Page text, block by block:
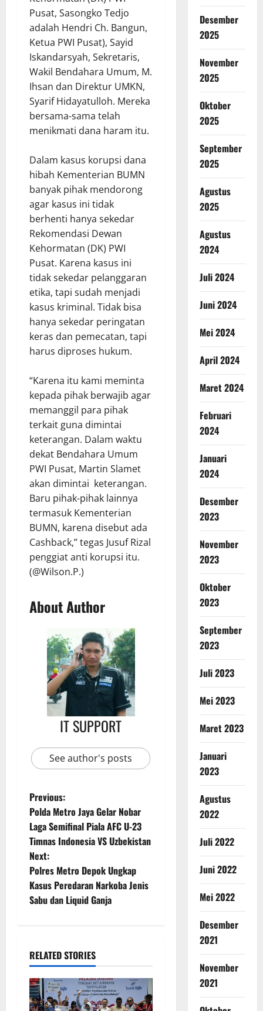
Pusat, Sasongko Tedjo
adalah Hendri Ch. Bangun,
Ketua PWI Pusat), Sayid
Iskandarsyah, Sekretaris,
Wakil Bendahara Umum, M.
Ihsan dan Direktur UMKN,
Syarif Hidayatulloh. Mereka
bersama-sama telah
menikmati dana haram itu.
Dalam kasus korupsi dana
hibah Kementerian BUMN
banyak pihak mendorong
agar kasus ini tidak
berhenti hanya sekedar
Rekomendasi Dewan
Kehormatan (DK) PWI
Pusat. Karena kasus ini
tidak sekedar pelanggaran
etika, tapi sudah menjadi
kasus kriminal. Tidak bisa
hanya sekedar peringatan
keras dan pemecatan, tapi
harus diproses hukum.
“Karena itu kami meminta
kepada pihak berwajib agar
memanggil para pihak
terkait guna dimintai
keterangan. Dalam waktu
dekat Bendahara Umum
PWI Pusat, Martin Slamet
akan dimintai keterangan.
Baru pihak-pihak lainnya
termasuk Kementerian
BUMN, karena disebut ada
Cashback,” tegas Jusuf Rizal
penggiat anti korupsi itu.
(@Wilson.P.)
About Author
IT SUPPORT
See author's posts
Previous:
Polda Metro Jaya Gelar Nobar
Laga Semifinal Piala AFC U-23
Timnas Indonesia VS Uzbekistan
Next:
Polres Metro Depok Ungkap
Kasus Peredaran Narkoba Jenis
Sabu dan Liquid Ganja
RELATED STORIES
Desember
2025
November
2025
Oktober
2025
September
2025
Agustus
2025
Agustus
2024
Juli 2024
Juni 2024
Mei 2024
April 2024
Maret 2024
Februari
2024
Januari
2024
Desember
2023
November
2023
Oktober
2023
September
2023
Juli 2023
Mei 2023
Maret 2023
Januari
2023
Agustus
2022
Juli 2022
Juni 2022
Mei 2022
Desember
2021
November
2021